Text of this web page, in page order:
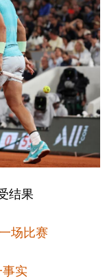
结果
场比赛
实